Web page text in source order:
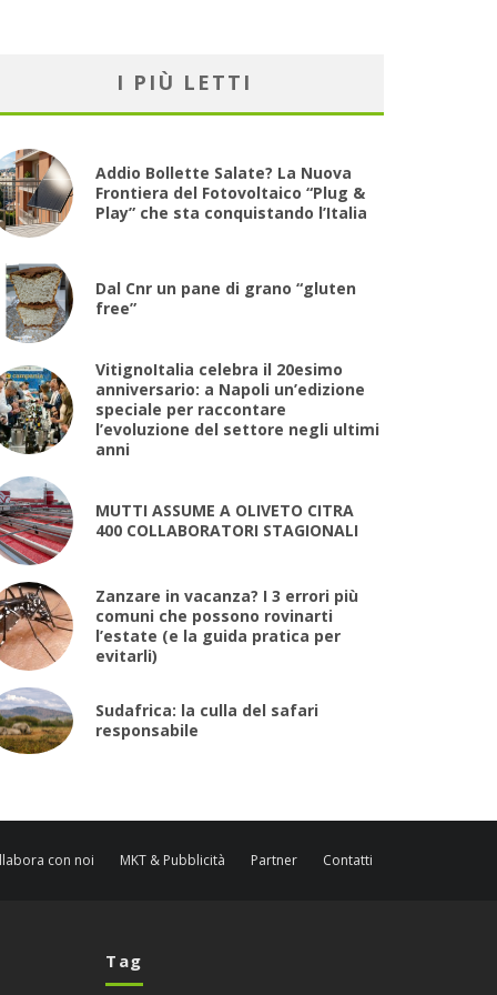
I PIÙ LETTI
Addio Bollette Salate? La Nuova
Frontiera del Fotovoltaico “Plug &
Play” che sta conquistando l’Italia
Dal Cnr un pane di grano “gluten
free”
VitignoItalia celebra il 20esimo
anniversario: a Napoli un’edizione
speciale per raccontare
l’evoluzione del settore negli ultimi
anni
MUTTI ASSUME A OLIVETO CITRA
400 COLLABORATORI STAGIONALI
Zanzare in vacanza? I 3 errori più
comuni che possono rovinarti
l’estate (e la guida pratica per
evitarli)
Sudafrica: la culla del safari
responsabile
con noi MKT & Pubblicità Partner Contatti
Tag